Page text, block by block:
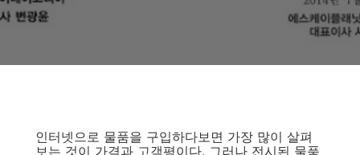
인터넷으로 물품을 구입하다보면 가장 많이 살펴
보는 것이 가격과 고객평이다. 그러나 전시된 물품